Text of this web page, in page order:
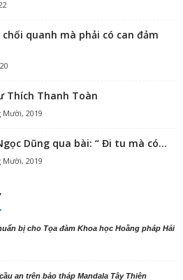
quanh mà phải có can đảm
Thích Thanh Toàn
Mười, 2019
Dũng qua bài: “ Đi tu mà có...
Mười, 2019
bị cho Tọa đàm Khoa học Hoằng pháp Hải
an trên bảo tháp Mandala Tây Thiên